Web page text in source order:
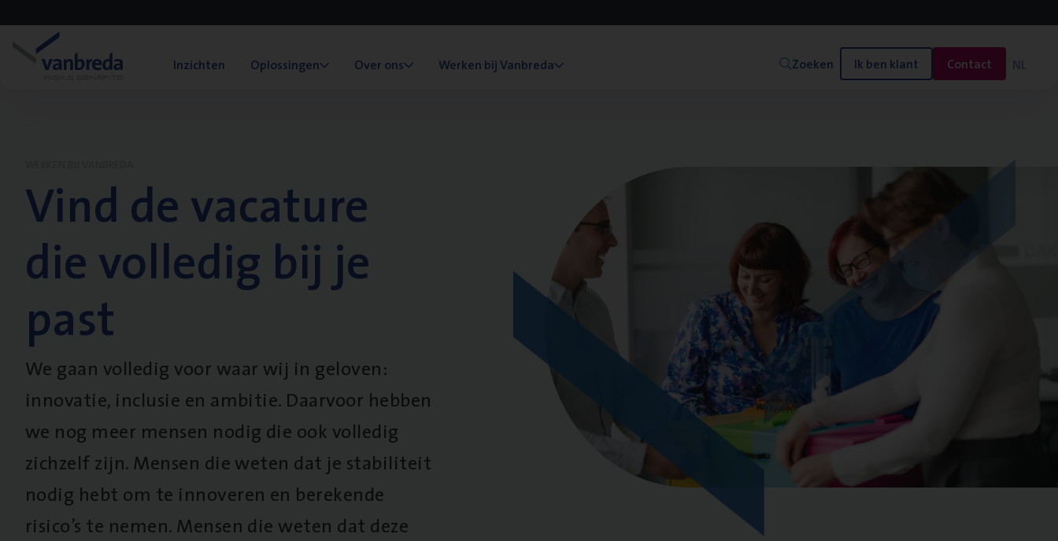
Inzichten Oplossingen Over ons Werken bij Vanbreda Zoeken Ik ben klant Contact NL
Vind de vacature
die volledig bij je
past
We gaan volledig voor waar wij in geloven:
innovatie, inclusie en ambitie. Daarvoor hebben
we nog meer mensen nodig die ook volledig
zichzelf zijn. Mensen die weten dat je stabiliteit
nodig hebt om te innoveren en berekende
risico’s te nemen. Mensen die weten dat deze